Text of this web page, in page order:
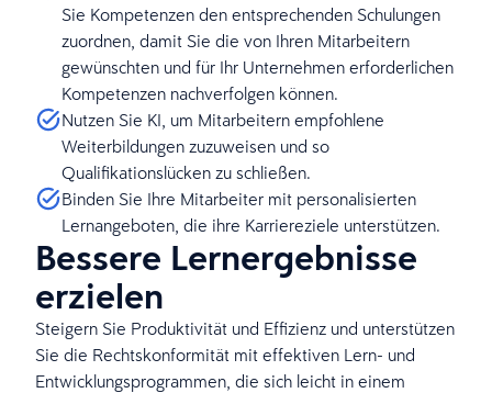
Sie Kompetenzen den entsprechenden Schulungen
zuordnen, damit Sie die von Ihren Mitarbeitern
gewünschten und für Ihr Unternehmen erforderlichen
Kompetenzen nachverfolgen können.
Nutzen Sie KI, um Mitarbeitern empfohlene
Weiterbildungen zuzuweisen und so
Qualifikationslücken zu schließen.
Binden Sie Ihre Mitarbeiter mit personalisierten
Lernangeboten, die ihre Karriereziele unterstützen.
Bessere Lernergebnisse
erzielen
Steigern Sie Produktivität und Effizienz und unterstützen
Sie die Rechtskonformität mit effektiven Lern- und
Entwicklungsprogrammen, die sich leicht in einem